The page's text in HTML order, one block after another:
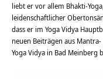
liebt er vor allem Bhakti-
leidenschaftlicher
dass er im Yoga Vidya
neuen Beiträgen aus
Yoga Vidya in Bad Meinberg